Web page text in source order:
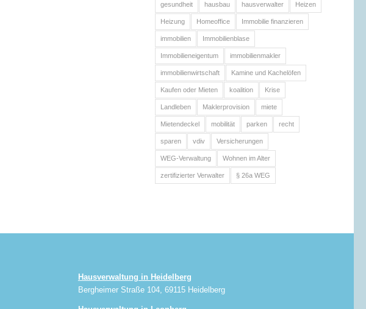
gesundheit hausbau hausverwalter Heizen
Heizung Homeoffice Immobilie finanzieren
immobilien Immobilienblase
Immobilieneigentum immobilienmakler
immobilienwirtschaft Kamine und Kachelöfen
Kaufen oder Mieten koalition Krise
Landleben Maklerprovision miete
Mietendeckel mobilität parken recht
sparen vdiv Versicherungen
WEG-Verwaltung Wohnen im Alter
zertifizierter Verwalter § 26a WEG
Hausverwaltung in Heidelberg
Bergheimer Straße 104, 69115 Heidelberg